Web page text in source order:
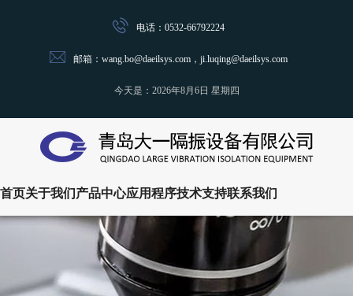
电话：0532-66792224
邮箱：wang.bo@daeilsys.com，ji.luqing@daeilsys.com
今天是： 2026年8月6日 星期四
首页关于我们产品中心应用程序技术支持联系我们